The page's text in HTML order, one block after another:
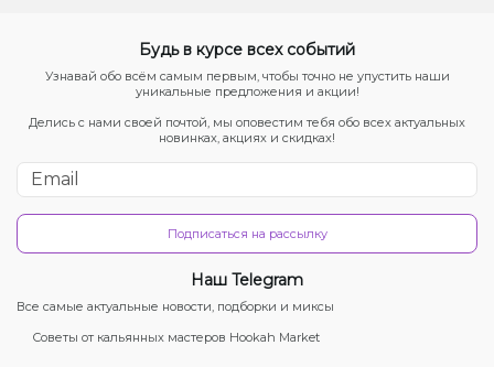
Будь в курсе всех событий
Узнавай обо всём самым первым, чтобы точно не упустить наши
уникальные предложения и акции!
Делись с нами своей почтой, мы оповестим тебя обо всех актуальных
новинках, акциях и скидках!
Подписаться на рассылку
Наш Telegram
Все самые актуальные новости, подборки и миксы
Советы от кальянных мастеров Hookah Market